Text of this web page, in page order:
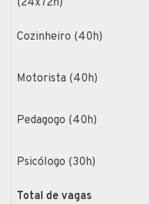
Cozinheiro (40h)
Motorista (40h)
Pedagogo (40h)
Psicólogo (30h)
Total de vagas